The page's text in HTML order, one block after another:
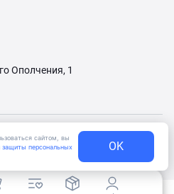
сайтом, вы
защиты персональных
OK
Ополчения, 1
информационных